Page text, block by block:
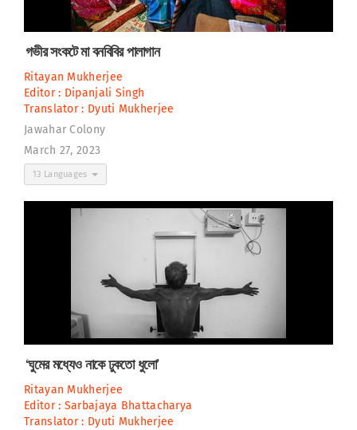
গভীর সংকটে মা বনবিবির পালাগান
Ritayan Mukherjee
Editor : Dipanjali Singh
Translator : Dyuti Mukherjee
Jawahar Colony
March 27, 2023
13 Languages
‘ঘুমের মধ্যেও নাকে ঢুকতো ধুলো’
Ritayan Mukherjee
Editor : Sarbajaya Bhattacharya
Translator : Dyuti Mukherjee